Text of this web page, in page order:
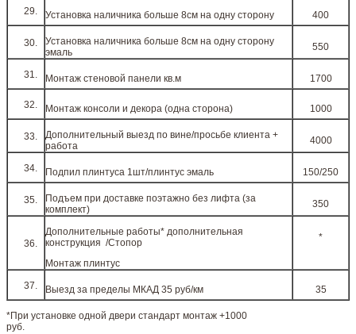
Установка наличника больше 8см на одну сторону 400
Установка наличника больше 8см на одну сторону
эмаль
550
Монтаж стеновой панели кв.м 1700
Монтаж консоли и декора (одна сторона) 1000
Дополнительный выезд по вине/просьбе клиента +
работа
4000
Подпил плинтуса 1шт/плинтус эмаль 150/250
Подъем при доставке поэтажно без лифта (за
комплект)
350
Дополнительные работы* дополнительная
конструкция /Стопор
Монтаж плинтус
*
Выезд за пределы МКАД 35 руб/км 35
*При установке одной двери стандарт монтаж +1000
руб.